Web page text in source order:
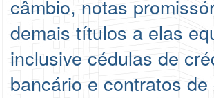
câmbio, notas
demais títulos a elas
inclusive cédulas de
bancário e contratos de